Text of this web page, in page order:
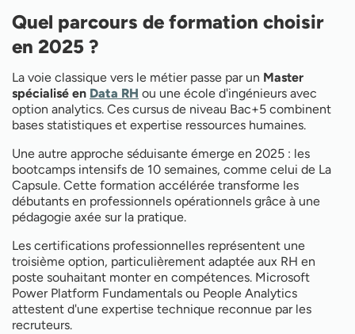
Quel parcours de formation choisir
en 2025 ?
La voie classique vers le métier passe par un Master
spécialisé en Data RH ou une école d'ingénieurs avec
option analytics. Ces cursus de niveau Bac+5 combinent
bases statistiques et expertise ressources humaines.
Une autre approche séduisante émerge en 2025 : les
bootcamps intensifs de 10 semaines, comme celui de La
Capsule. Cette formation accélérée transforme les
débutants en professionnels opérationnels grâce à une
pédagogie axée sur la pratique.
Les certifications professionnelles représentent une
troisième option, particulièrement adaptée aux RH en
poste souhaitant monter en compétences. Microsoft
Power Platform Fundamentals ou People Analytics
attestent d'une expertise technique reconnue par les
recruteurs.